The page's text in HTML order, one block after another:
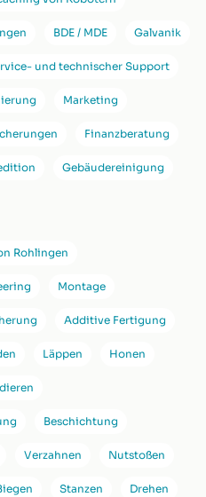
BDE / MDE Galvanik
und technischer Support
Marketing
Finanzberatung
Gebäudereinigung
Rohlingen
Montage
Additive Fertigung
Läppen Honen
Beschichtung
Verzahnen Nutstoßen
Stanzen Drehen